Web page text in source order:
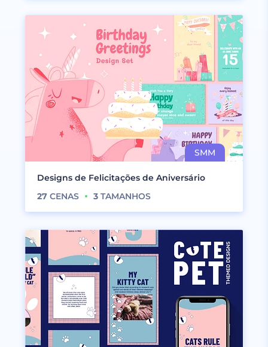
Designs de Felicitações de Aniversário
27 CENAS 3 TAMANHOS